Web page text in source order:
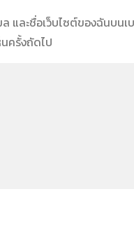
และชื่อเว็บไซต์ของฉันบนเ
ครั้งถัดไป